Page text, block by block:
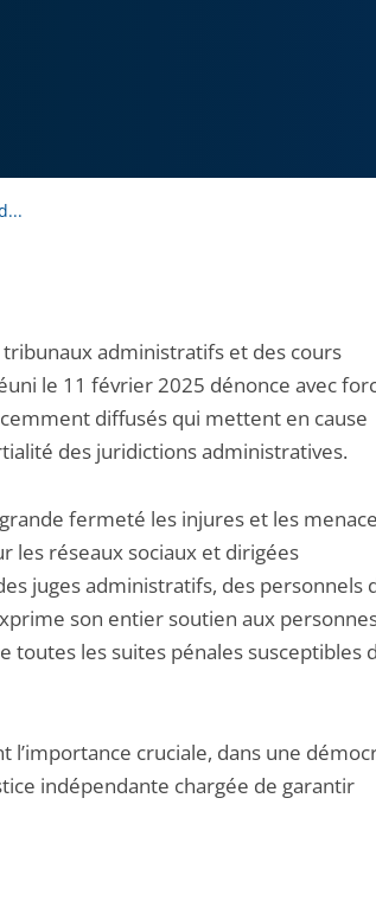
administratifs et des cours
le 11 février 2025 dénonce avec
diffusés qui mettent en cause
des juridictions administratives.
fermeté les injures et les
les réseaux sociaux et dirigées
juges administratifs, des personnels
son entier soutien aux
toutes les suites pénales susceptibles
l’importance cruciale, dans une
indépendante chargée de garantir